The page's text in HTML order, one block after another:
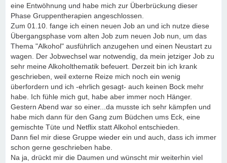
eine Entwöhnung und habe mich zur Überbrückung dieser
Phase Gruppentherapien angeschlossen.
Zum 01.10. fange ich einen neuen Job an und ich nutze diese
Übergangsphase vom alten Job zum neuen Job nun, um das
Thema "Alkohol" ausführlich anzugehen und einen Neustart zu
wagen. Der Jobwechsel war notwendig, da mein jetziger Job zu
sehr meine Alkoholthematik befeuert. Derzeit bin ich krank
geschrieben, weil externe Reize mich noch ein wenig
überfordern und ich -ehrlich gesagt- auch keinen Bock mehr
habe. Ich fühle mich gut, habe aber immer noch Hänger.
Gestern Abend war so einer...da musste ich sehr kämpfen und
habe mich dann für den Gang zum Büdchen ums Eck, eine
gemischte Tüte und Netflix statt Alkohol entschieden.
Dann fiel mir diese Gruppe wieder ein und auch, dass ich immer
schon gerne geschrieben habe.
Na ja, drückt mir die Daumen und wünscht mir weiterhin viel